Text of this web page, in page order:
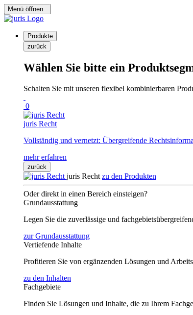
Menü öffnen
Produkte
zurück
Wählen Sie bitte ein
Schalten Sie mit unseren flexibel kombinierbaren
0
juris Recht
Vollständig und vernetzt: Übergreifende
mehr erfahren
zurück
juris Recht zu den Produkten
Oder direkt in einen Bereich einsteigen?
Grundausstattung
Legen Sie die zuverlässige und
zur Grundausstattung
Vertiefende Inhalte
Profitieren Sie von ergänzenden Lösungen und
zu den Inhalten
Fachgebiete
Finden Sie Lösungen und Inhalte, die zu Ihrem